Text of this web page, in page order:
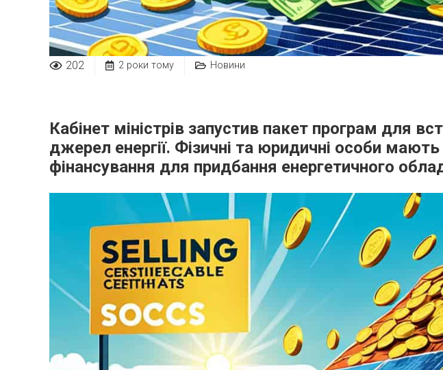
202 2 роки тому Новини
Кабінет міністрів запустив пакет програм для
джерел енергії. Фізичні та юридичні особи
фінансування для придбання енергетичного